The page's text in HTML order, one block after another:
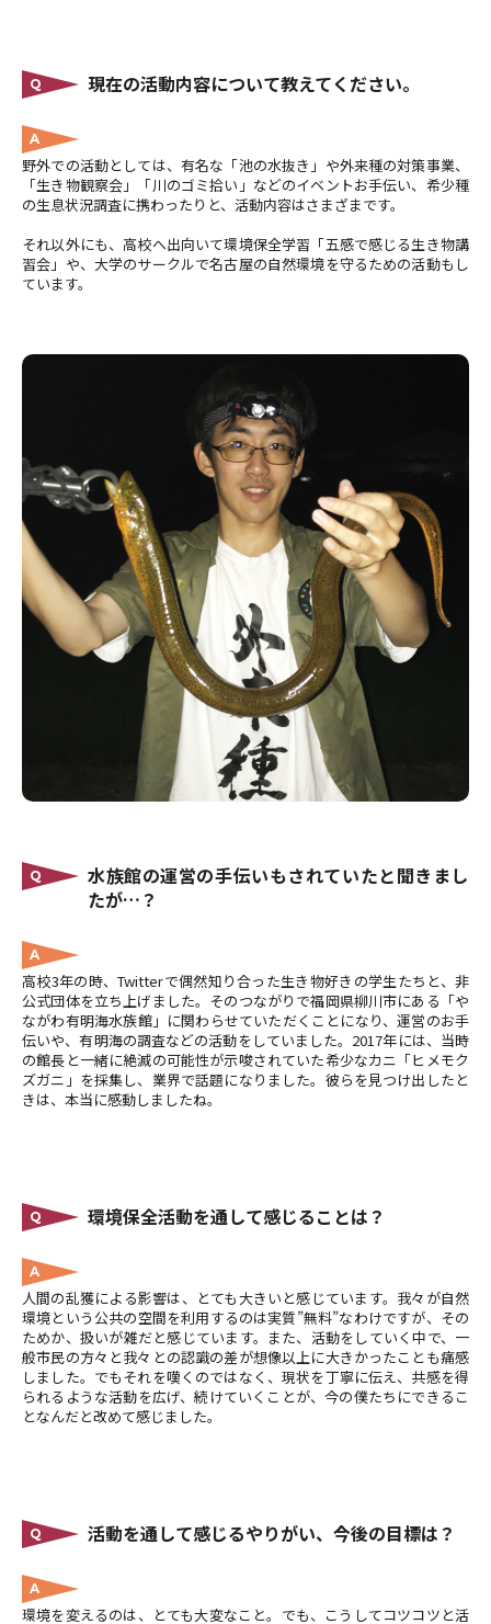
Q 現在の活動内容について教えてください。
A
野外での活動としては、有名な「池の水抜き」や外来種の対策事業、
「生き物観察会」「川のゴミ拾い」などのイベントお手伝い、希少種
の生息状況調査に携わったりと、活動内容はさまざまです。
それ以外にも、高校へ出向いて環境保全学習「五感で感じる生き物講
習会」や、大学のサークルで名古屋の自然環境を守るための活動もし
ています。
Q
水族館の運営の手伝いもされていたと聞きまし
たが…？
A
高校3年の時、Twitterで偶然知り合った生き物好きの学生たちと、非
公式団体を立ち上げました。そのつながりで福岡県柳川市にある「や
ながわ有明海水族館」に関わらせていただくことになり、運営のお手
伝いや、有明海の調査などの活動をしていました。2017年には、当時
の館長と一緒に絶滅の可能性が示唆されていた希少なカニ「ヒメモク
ズガニ」を採集し、業界で話題になりました。彼らを見つけ出したと
きは、本当に感動しましたね。
Q 環境保全活動を通して感じることは？
A
人間の乱獲による影響は、とても大きいと感じています。我々が自然
環境という公共の空間を利用するのは実質”無料”なわけですが、その
ためか、扱いが雑だと感じています。また、活動をしていく中で、一
般市民の方々と我々との認識の差が想像以上に大きかったことも痛感
しました。でもそれを嘆くのではなく、現状を丁寧に伝え、共感を得
られるような活動を広げ、続けていくことが、今の僕たちにできるこ
となんだと改めて感じました。
Q 活動を通して感じるやりがい、今後の目標は？
A
環境を変えるのは、とても大変なこと。でも、こうしてコツコツと活